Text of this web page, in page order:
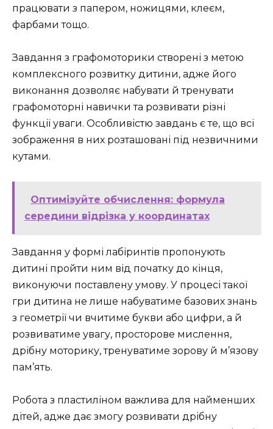
працювати з папером, ножицями, клеєм,
фарбами тощо.
Завдання з графомоторики створені з метою
комплексного розвитку дитини, адже його
виконання дозволяє набувати й тренувати
графомоторні навички та розвивати різні
функції уваги. Особливістю завдань є те, що всі
зображення в них розташовані під незвичними
кутами.
Оптимізуйте обчислення: формула
середини відрізка у координатах
Завдання у формі лабіринтів пропонують
дитині пройти ним від початку до кінця,
виконуючи поставлену умову. У процесі такої
гри дитина не лише набуватиме базових знань
з геометрії чи вчитиме букви або цифри, а й
розвиватиме увагу, просторове мислення,
дрібну моторику, тренуватиме зорову й м’язову
пам’ять.
Робота з пластиліном важлива для найменших
дітей, адже дає змогу розвивати дрібну